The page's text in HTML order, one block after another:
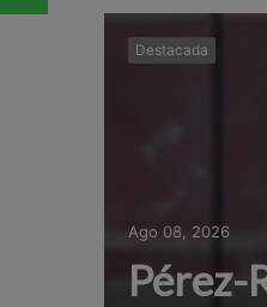
Destacada
Ago 08, 2026
Pérez-